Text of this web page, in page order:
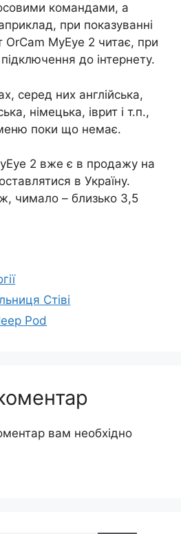
командами, а
при показуванні
MyEye 2 читає, при
до інтернету.
серед них англійська,
німецька, іврит і т.п.,
меню поки що немає.
2 вже є в продажу на
в Україну.
чимало – близько 3,5
Стіві
Pod
вам необхідно